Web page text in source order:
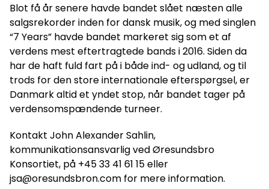
Blot få år senere havde bandet slået næsten alle
salgsrekorder inden for dansk musik, og med singlen
“7 Years” havde bandet markeret sig som et af
verdens mest eftertragtede bands i 2016. Siden da
har de haft fuld fart på i både ind- og udland, og til
trods for den store internationale efterspørgsel, er
Danmark altid et yndet stop, når bandet tager på
verdensomspændende turneer.
Kontakt John Alexander Sahlin,
kommunikationsansvarlig ved Øresundsbro
Konsortiet, på +45 33 41 61 15 eller
jsa@oresundsbron.com for mere information.